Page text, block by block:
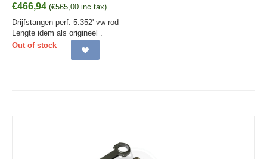
€466,94 (€565,00 inc tax)
Drijfstangen perf. 5.352' vw rod
Lengte idem als origineel .
Out of stock